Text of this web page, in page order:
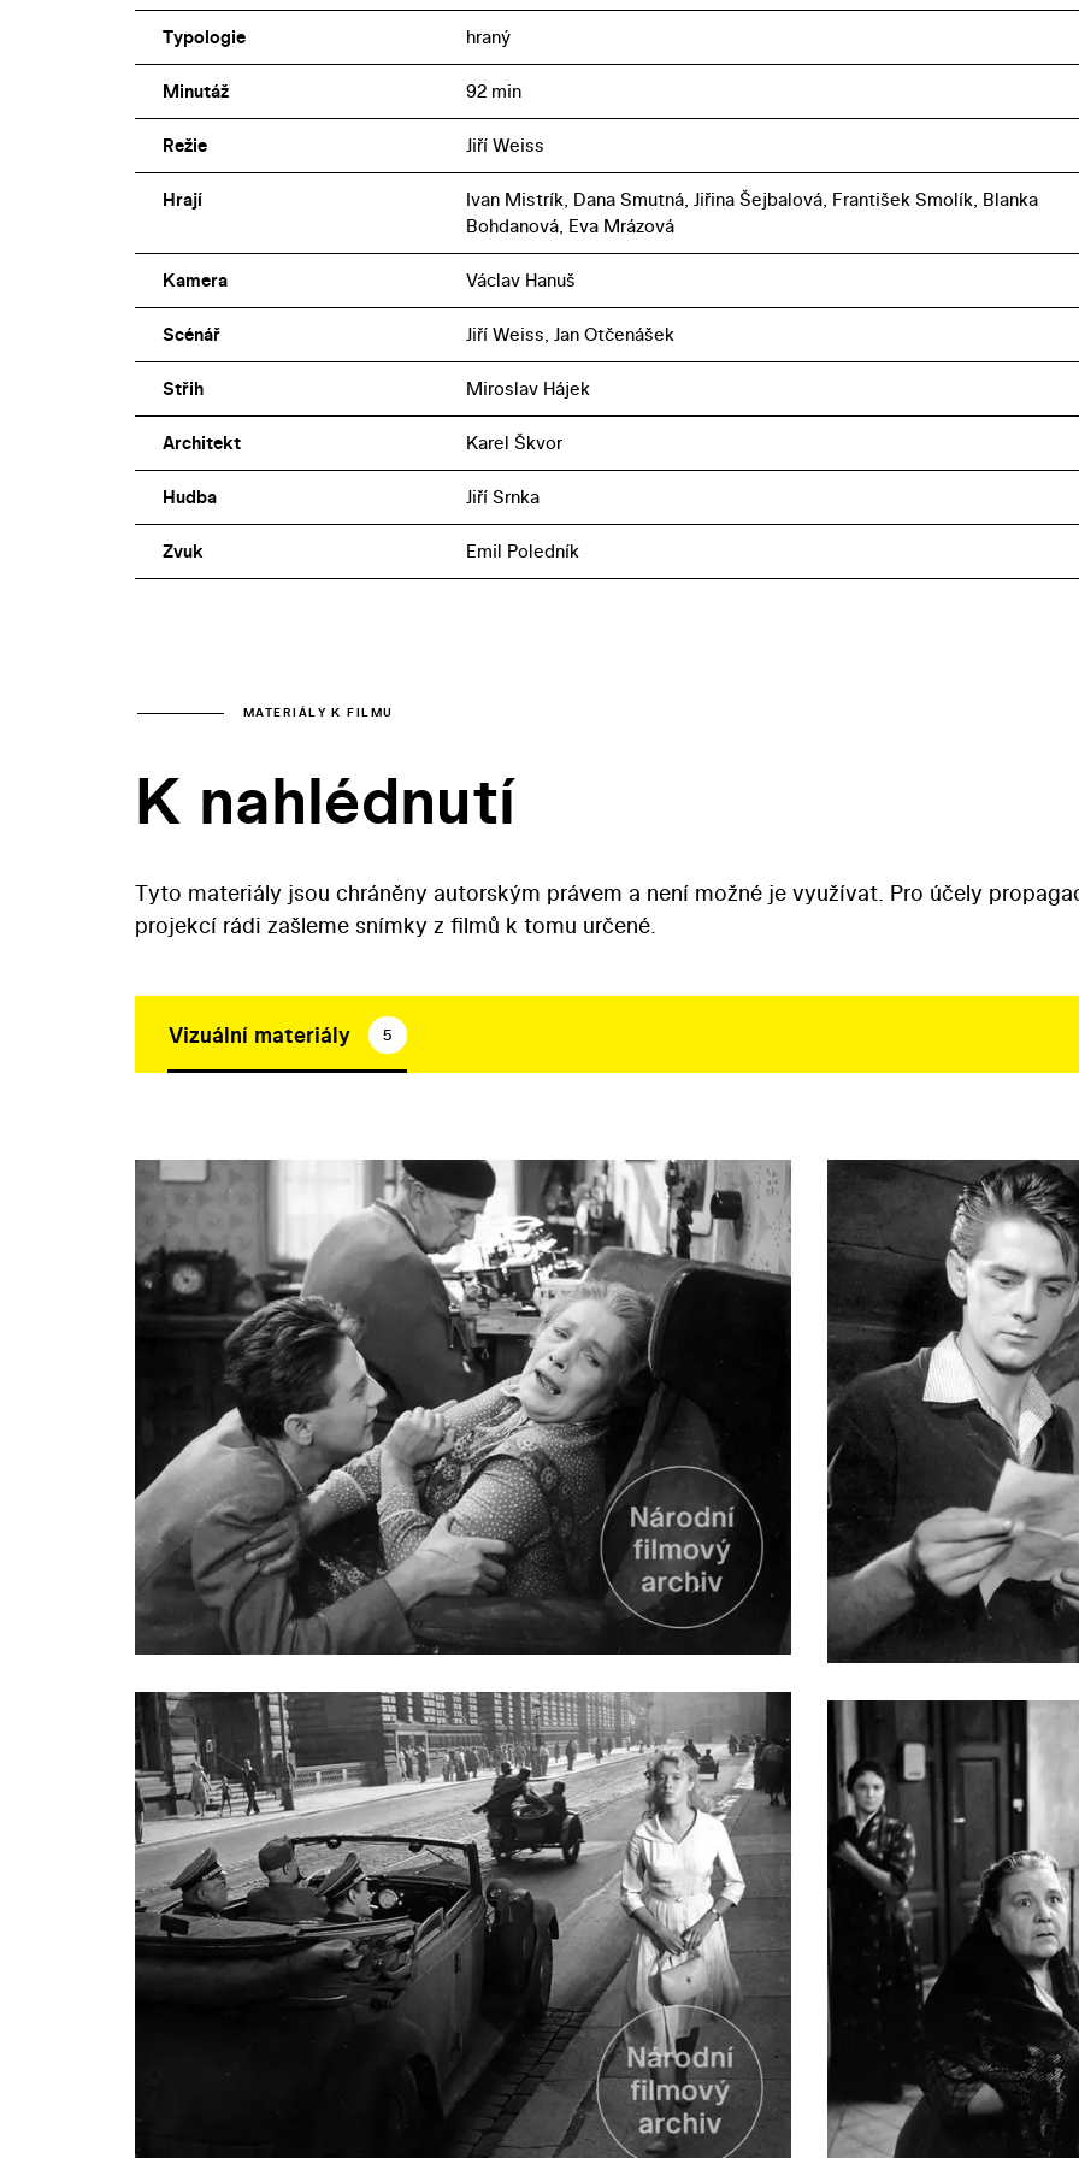
Typologie hraný
Minutáž 92 min
Režie Jiří Weiss
Hrají
Ivan Mistrík, Dana Smutná, Jiřina Šejbalová, František Smolík, Blanka
Bohdanová, Eva Mrázová
Kamera Václav Hanuš
Scénář Jiří Weiss, Jan Otčenášek
Střih Miroslav Hájek
Architekt Karel Škvor
Hudba Jiří Srnka
Zvuk Emil Poledník
MATERIÁLY K FILMU
K nahlédnutí
Tyto materiály jsou chráněny autorským právem a není možné je využívat. Pro účely
projekcí rádi zašleme snímky z filmů k tomu určené.
Vizuální materiály 5